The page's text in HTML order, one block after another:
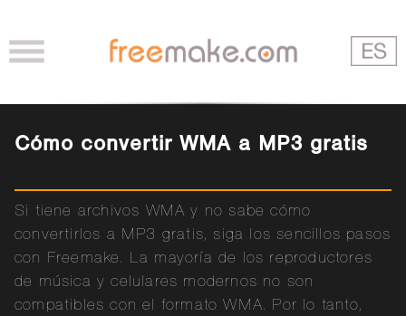
Cómo convertir WMA a MP3 gratis
Si tiene archivos WMA y no sabe cómo
convertirlos a MP3 gratis, siga los sencillos pasos
con Freemake. La mayoría de los reproductores
de música y celulares modernos no son
compatibles con el formato WMA. Por lo tanto,